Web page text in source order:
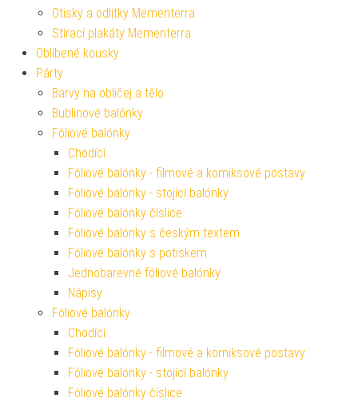
Otisky a odlitky Mementerra
Stírací plakáty Mementerra
Oblíbené kousky
Párty
Barvy na obličej a tělo
Bublinové balónky
Fóliové balónky
Chodící
Fóliové balónky - filmové a komiksové postavy
Fóliové balónky - stojící balónky
Fóliové balónky číslice
Fóliové balónky s českým textem
Fóliové balónky s potiskem
Jednobarevné fóliové balónky
Nápisy
Fóliové balónky
Chodící
Fóliové balónky - filmové a komiksové postavy
Fóliové balónky - stojící balónky
Fóliové balónky číslice